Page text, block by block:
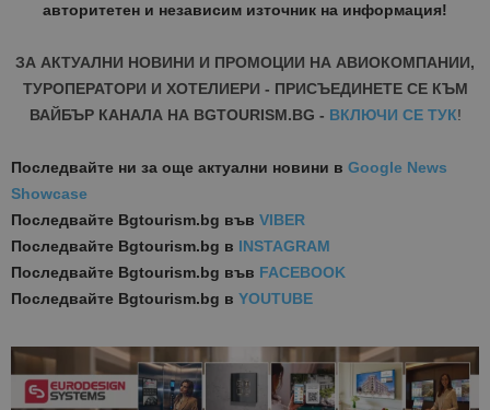
авторитетен и независим източник на информация!
ЗА АКТУАЛНИ НОВИНИ И ПРОМОЦИИ НА АВИОКОМПАНИИ,
ТУРОПЕРАТОРИ И ХОТЕЛИЕРИ - ПРИСЪЕДИНЕТЕ СЕ КЪМ
ВАЙБЪР КАНАЛА НА BGTOURISM.BG - ВКЛЮЧИ СЕ ТУК!
Последвайте ни за още актуални новини в Google News
Showcase
Последвайте Bgtourism.bg във VIBER
Последвайте Bgtourism.bg в INSTAGRAM
Последвайте Bgtourism.bg във FACEBOOK
Последвайте Bgtourism.bg в YOUTUBE